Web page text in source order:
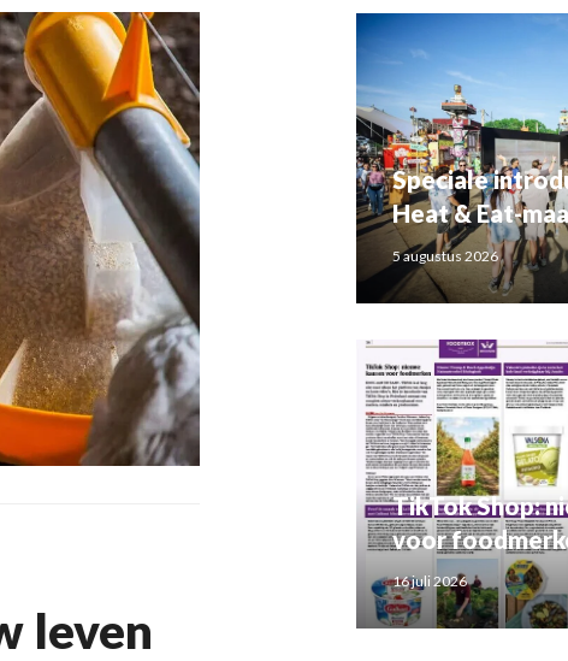
leven
Speciale
Heat & Eat-
5 augustus 2026
TikTok Shop:
voor
16 juli 2026